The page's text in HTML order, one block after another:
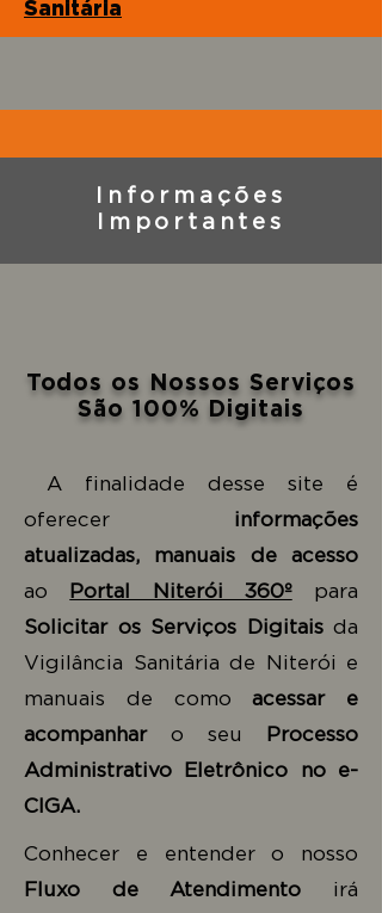
Sanitária
Informações
Importantes
Todos os Nossos Serviços
São 100% Digitais
A finalidade desse site é
oferecer informações
atualizadas,
manuais de acesso
ao Portal Niterói 360ºpara
Solicitar os Serviços Digitaisda
Vigilância Sanitária de Niterói e
manuais de comoacessar e
acompanharo seu
Processo
Administrativo Eletrônico no e-
CIGA.
Conhecer e entender o nosso
Fluxo de Atendimento irá